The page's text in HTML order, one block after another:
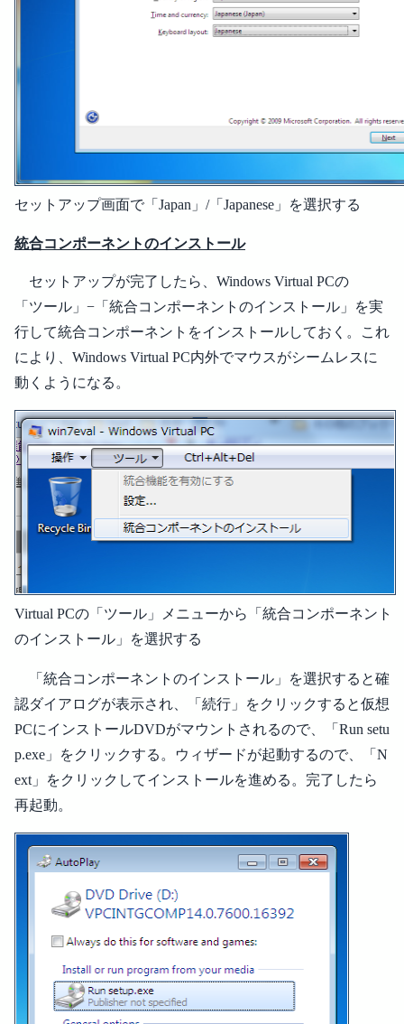
セットアップ画面で「Japan」/「Japanese」を選択する
統合コンポーネントのインストール
セットアップが完了したら、Windows Virtual PCの
「ツール」−「統合コンポーネントのインストール」を実
行して統合コンポーネントをインストールしておく。これ
により、Windows Virtual PC内外でマウスがシームレスに
動くようになる。
Virtual PCの「ツール」メニューから「統合コンポーネント
のインストール」を選択する
「統合コンポーネントのインストール」を選択すると確
認ダイアログが表示され、「続行」をクリックすると仮想
PCにインストールDVDがマウントされるので、「Run setu
p.exe」をクリックする。ウィザードが起動するので、「N
ext」をクリックしてインストールを進める。完了したら
再起動。